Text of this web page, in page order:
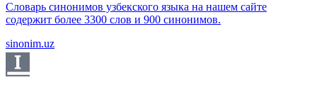
Словарь синонимов узбекского языка на нашем сайте
содержит более 3300 слов и 900 синонимов.
sinonim.uz